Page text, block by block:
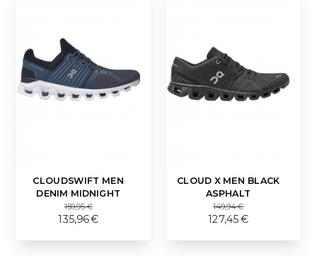
CLOUDSWIFT MEN
DENIM MIDNIGHT
159,95 €
135,96 €
CLOUD X MEN BLACK
ASPHALT
149,94 €
127,45 €